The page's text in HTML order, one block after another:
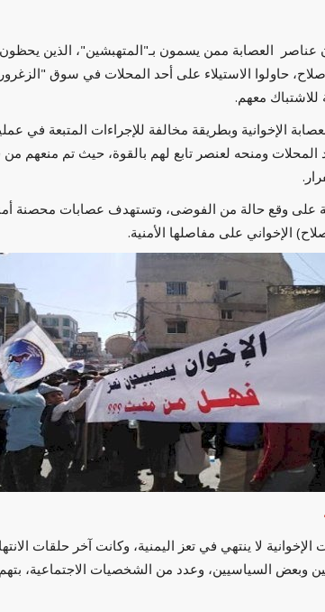
عناصر العصابة ممن يسمون بـ"المتهبشين"، الذين
حاولوا الاستيلاء على أحد المحلات في سوق
للاشتباك معهم.
الإخوانية وبطريقة مخالفة للإجراءات المتبعة في
المحلات ومنحه لعنصر تابع لهم بالقوة، حيث تم منعهم
على وقع حالة من الفوضى، وتستهدف عصابات محصنة
الإخواني على مفاصلها الأمنية.
الإخوانية لا ينتهي في تعز اليمنية، وكانت آخر حلقات
وبعض السياسيين، وعدد من الشخصيات الاجتماعية،